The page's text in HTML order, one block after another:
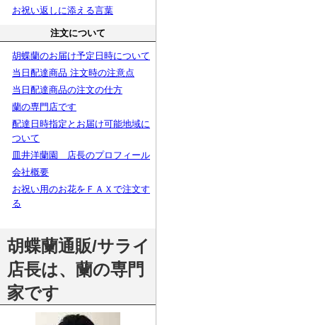
お祝い返しに添える言葉
注文について
胡蝶蘭のお届け予定日時について
当日配達商品 注文時の注意点
当日配達商品の注文の仕方
蘭の専門店です
配達日時指定とお届け可能地域に
ついて
皿井洋蘭園 店長のプロフィール
会社概要
お祝い用のお花をＦＡＸで注文す
る
胡蝶蘭通販/サライ
店長は、蘭の専門
家です